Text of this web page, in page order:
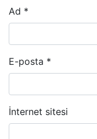
Ad *
E-posta *
İnternet sitesi